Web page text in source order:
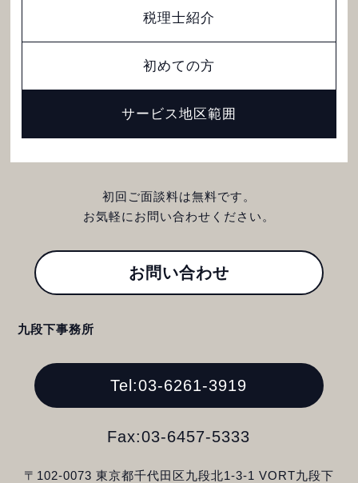
税理士紹介
初めての方
サービス地区範囲
初回ご面談料は無料です。
お気軽にお問い合わせください。
お問い合わせ
九段下事務所
Tel:03-6261-3919
Fax:03-6457-5333
〒102-0073 東京都千代田区九段北1-3‐1 VORT九段下